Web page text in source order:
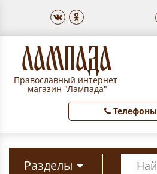
Православный интернет-
магазин "Лампада"
Телефоны
Разделы